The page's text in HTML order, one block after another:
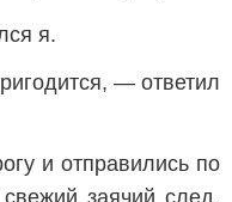
я.
— ответил
и отправились по
заячий след.